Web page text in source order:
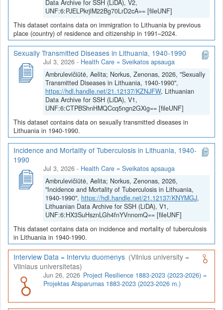
Data Archive for SSH (LiDA), V2,
UNF:6:PJELPkrjlM22Bg70LrD2cA== [fileUNF]
This dataset contains data on immigration to Lithuania by previous
place (country) of residence and citizenship in 1991–2024.
Sexually Transmitted Diseases in Lithuania, 1940-1990
Jul 3, 2026 - Health Care = Sveikatos apsauga
Ambrulevičiūtė, Aelita; Norkus, Zenonas, 2026, "Sexually
Transmitted Diseases in Lithuania, 1940-1990",
https://hdl.handle.net/21.12137/KZNJFW, Lithuanian
Data Archive for SSH (LiDA), V1,
UNF:6:CTPBShnHMQCcq5ngn2GXig== [fileUNF]
This dataset contains data on sexually transmitted diseases in
Lithuania in 1940-1990.
Incidence and Mortality of Tuberculosis in Lithuania, 1940-
1990
Jul 3, 2026 - Health Care = Sveikatos apsauga
Ambrulevičiūtė, Aelita; Norkus, Zenonas, 2026,
"Incidence and Mortality of Tuberculosis in Lithuania,
1940-1990", https://hdl.handle.net/21.12137/KNYMGJ,
Lithuanian Data Archive for SSH (LiDA), V1,
UNF:6:HX3SuHsznLGh4fnYVnnomQ== [fileUNF]
This dataset contains data on incidence and mortality of tuberculosis
in Lithuania in 1940-1990.
Interview Data = Interviu duomenys (Vilnius university =
Vilniaus universitetas)
Jun 26, 2026 Project Resilience 1883-2023 (2023-2026) =
Projektas Atsparumas 1883-2023 (2023-2026 m.)